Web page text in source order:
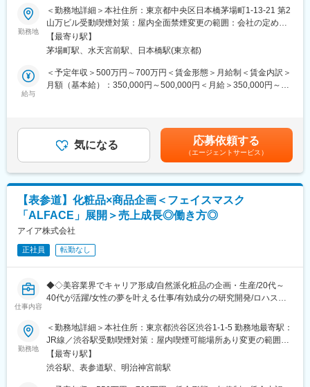
◇AIによる第四次産業革命は既存のビジネス構造を大きく変革
し、顧客に新しい価値を提供します。わたしたちは流通市場とAI
テクノロジーを融合させることにより、Design Retail / Design
Mediaという新しい市場を日本だけでなく、グローバルに創出し
5,000億円を達成、25倍近くの驚異的な成長を遂げております。
■職務概要：
お客様に対して提供する魅力的な化粧品の企画開発をコンセプト
づくり～最終的な製品化までの一連の流れをお任せします。
■業務詳細：
一つの化粧品の企画開発をコンセプトづくりから、最終的な製品
化まで携わっていただきます。
▽すぐにお任せしたい業務
・既存商品の商品開発（処方・包装資材）に伴う開発スケジュー
▽ゆくゆく任せたい業務
上記業務に加えて
・既存商品および新商品のリニューアル企画・立案
・商品の商品説明書作成・配信
■就業環境：
社風は穏やかで非常に働きやすい会社です。産前産後・育児・介
護休暇制度も完備し、福利厚生も充実しています。特に、女性が
安心して就労することができる環境が整備されています。
【社会貢献活動に注力】
「健康創造企業」として市民参加による学術シンポジウムなどを
開催するとともに社会貢献活動にも力をいれております。特に女
性の自立支援の一環として、女性の活躍する場を守り、「女性の
勤務地
＜勤務地詳細＞本社住所：東京都中央区日本橋茅場町1-13-21 第2
山万ビル受動喫煙対策：屋内全面禁煙変更の範囲：会社の定める
事業所
【最寄り駅】
茅場町駅、水天宮前駅、日本橋駅(東京都)
給与
＜予定年収＞500万円～700万円＜賃金形態＞月給制＜賃金内訳＞
月額（基本給）：350,000円～500,000円＜月給＞350,000円～
与/年2回(7月・12月)、決算賞与賃金はあくまでも目安の金額であ
り、選考を通じて上下する可能性があります。月給(月額)は固定手
当を含めた表記です。
気になる 応募依頼する
（エージェントサービス）
【表参道】化粧品×商品企画＜フェイスマスク
「ALFACE」展開＞売上成長◎働き方◎
アイア株式会社
正社員 転勤なし
仕事内容
◆◇美容業界でキャリア形成/自然派化粧品の企画・生産/20代～
40代が活躍/女性の夢を叶える仕事/有効成分の研究開発/ロハス製
■業務内容：
当社の関連会社であるロハス製薬株式会社にて商品企画をお任せ
します。
■職務内容：
勤務地
＜勤務地詳細＞本社住所：東京都渋谷区渋谷1-1-5 勤務地最寄駅：
JR線／渋谷駅受動喫煙対策：屋内喫煙可能場所あり変更の範囲：
会社の定める事業所
【最寄り駅】
渋谷駅、表参道駅、明治神宮前駅